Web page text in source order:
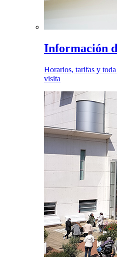
Información
Horarios, tarifas y
visita